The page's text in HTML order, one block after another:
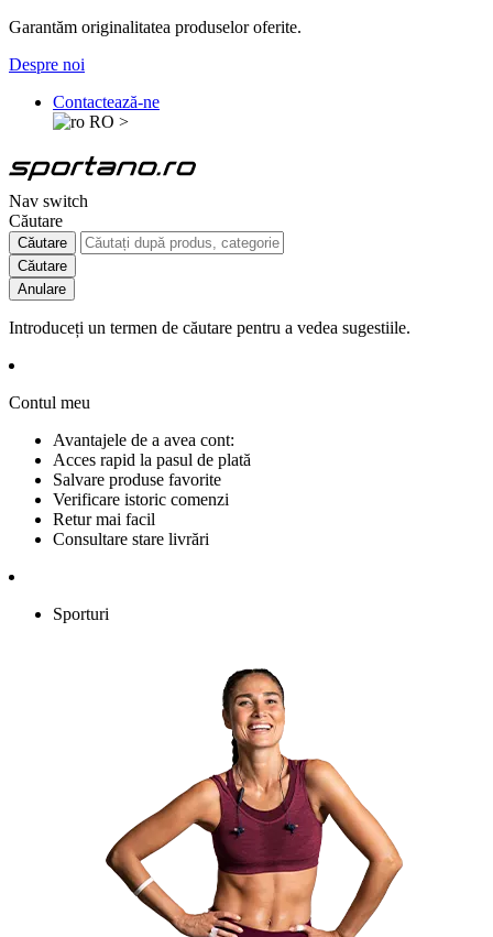
Garantăm originalitatea produselor oferite.
Despre noi
Contactează-ne
RO >
Nav switch
Căutare
Căutare
Căutare
Anulare
Introduceți un termen de căutare pentru a vedea sugestiile.
Contul meu
Avantajele de a avea cont:
Acces rapid la pasul de plată
Salvare produse favorite
Verificare istoric comenzi
Retur mai facil
Consultare stare livrări
Sporturi